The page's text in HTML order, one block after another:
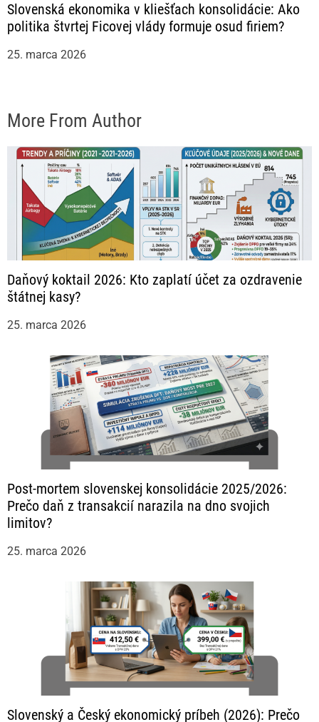
Slovenská ekonomika v kliešťach konsolidácie: Ako
politika štvrtej Ficovej vlády formuje osud firiem?
25. marca 2026
More From Author
Daňový koktail 2026: Kto zaplatí účet za ozdravenie
štátnej kasy?
25. marca 2026
Post-mortem slovenskej konsolidácie 2025/2026:
Prečo daň z transakcií narazila na dno svojich
limitov?
25. marca 2026
Slovenský a Český ekonomický príbeh (2026): Prečo